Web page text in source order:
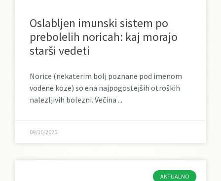
Oslabljen imunski sistem po
prebolelih noricah: kaj morajo
starši vedeti
Norice (nekaterim bolj poznane pod imenom
vodene koze) so ena najpogostejših otroških
nalezljivih bolezni. Večina
09/10/2025
AKTUALNO